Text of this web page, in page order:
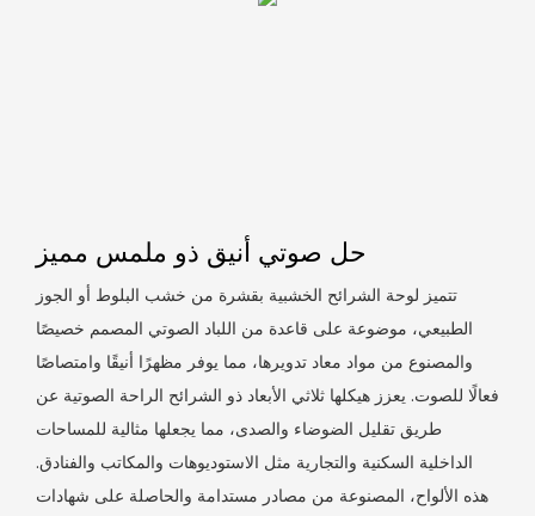
حل صوتي أنيق ذو ملمس مميز
تتميز لوحة الشرائح الخشبية بقشرة من خشب البلوط أو الجوز
الطبيعي، موضوعة على قاعدة من اللباد الصوتي المصمم خصيصًا
والمصنوع من مواد معاد تدويرها، مما يوفر مظهرًا أنيقًا وامتصاصًا
فعالًا للصوت. يعزز هيكلها ثلاثي الأبعاد ذو الشرائح الراحة الصوتية عن
طريق تقليل الضوضاء والصدى، مما يجعلها مثالية للمساحات
الداخلية السكنية والتجارية مثل الاستوديوهات والمكاتب والفنادق.
هذه الألواح، المصنوعة من مصادر مستدامة والحاصلة على شهادات